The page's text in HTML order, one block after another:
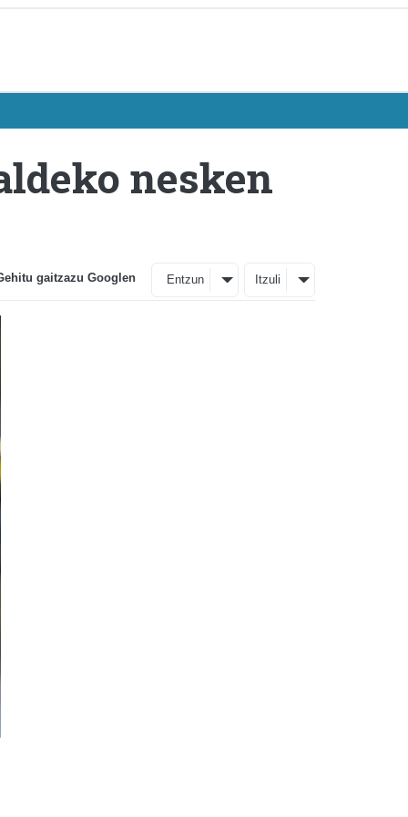
nesken
gaitzazu Googlen Entzun Itzuli